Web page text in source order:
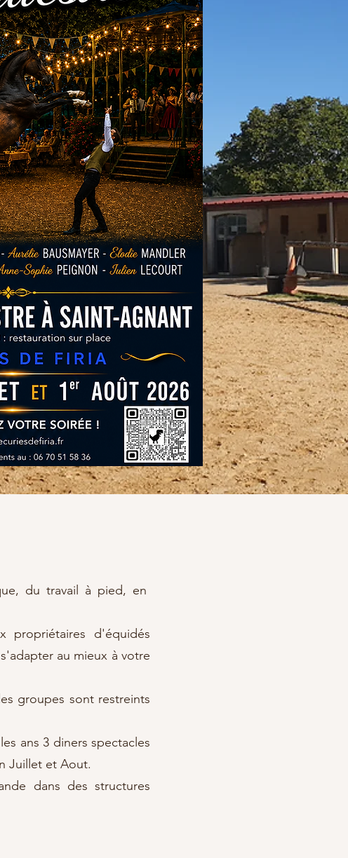
du travail à pied, en
propriétaires d'équidés
au mieux à votre
groupes sont restreints
ans 3 diners spectacles
Juillet et Aout.
dans des structures